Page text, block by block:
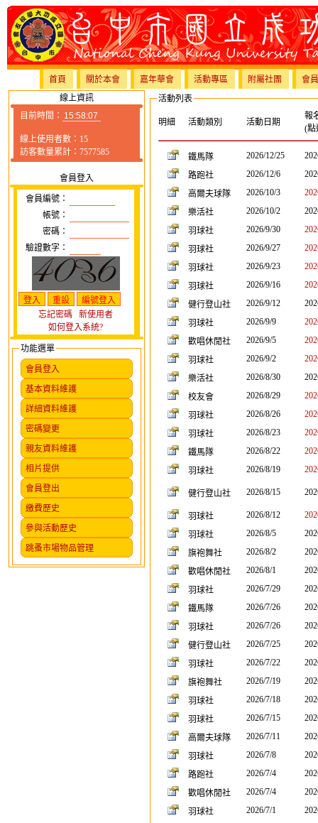
首頁 關於本會 嘉年華會 活動專區 附屬社團
會
線上資訊
目前時間：
線上使用者數：15
訪客數量累計：7577585
會員登入
會員編號：
帳號：
密碼：
驗證數字：
忘記密碼
新使用者
如何登入系統?
功能選單
會員登入
基本資料維護
詳細資料維護
密碼變更
親友資料維護
相片提供
會員登出
繳費歷史
參與活動歷史
跳蚤市場物品管理
活動列表
明細 活動類別 活動日期
報
(點
鐵馬隊 2026/12/25
路跑社
2026/12/6
高爾夫球隊
2026/10/3
樂活社
2026/10/2
羽球社
2026/9/30
羽球社
2026/9/27
羽球社
2026/9/23
羽球社
2026/9/16
健行登山社
2026/9/12
羽球社
2026/9/9
歡唱休閒社
2026/9/5
羽球社
2026/9/2
樂活社
2026/8/30
校友會
2026/8/29
羽球社
2026/8/26
羽球社
2026/8/23
鐵馬隊
2026/8/22
羽球社
2026/8/19
健行登山社 2026/8/15
羽球社 2026/8/12
羽球社
2026/8/5
旗袍舞社
2026/8/2
歡唱休閒社
2026/8/1
羽球社
2026/7/29
鐵馬隊
2026/7/26
羽球社
2026/7/26
健行登山社
2026/7/25
羽球社
2026/7/22
旗袍舞社
2026/7/19
羽球社
2026/7/18
羽球社
2026/7/15
高爾夫球隊
2026/7/11
羽球社
2026/7/8
路跑社
2026/7/4
歡唱休閒社
2026/7/4
羽球社
2026/7/1